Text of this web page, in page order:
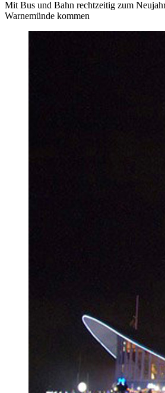
Mit Bus und Bahn rechtzeitig zum
Warnemünde kommen